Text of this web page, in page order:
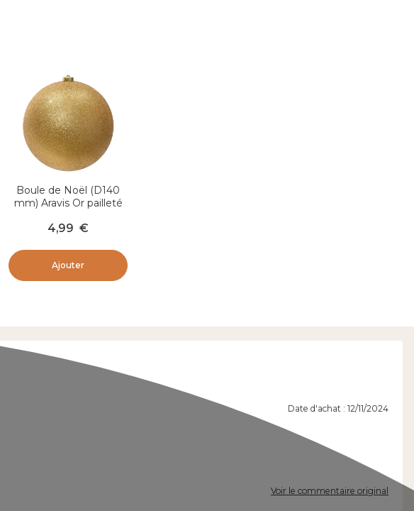
Boule de Noël (D140
mm) Aravis Or pailleté
4,99 €
Ajouter
Date d'achat : 12/11/2024
Voir le commentaire original